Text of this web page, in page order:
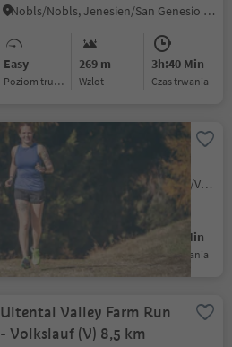
Nobls/Nobls, Jenesien/San Genesio Atesino, Bolzano/Bozen and environs
Easy
Poziom trudności
269 m
Wzlot
3h:40 Min
czas trwania
The Vintl to Pfunders Run
– Nature’s Challenge
Vandoies di Sopra/Obervintl, Vintl/Vandoies, Brixen/Bressanone and environs
Medium
Poziom trudności
375 m
Wzlot
1h:16 Min
czas trwania
Ultental Valley Farm Run
- Volkslauf (V) 8,5 km